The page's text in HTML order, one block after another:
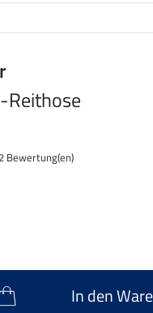
Reithose
Bewertung(en)
In den